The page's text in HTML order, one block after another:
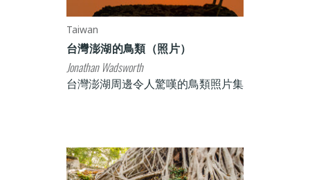
Taiwan
台灣澎湖的鳥類（照片）
Jonathan Wadsworth
台灣澎湖周邊令人驚嘆的鳥類照片集